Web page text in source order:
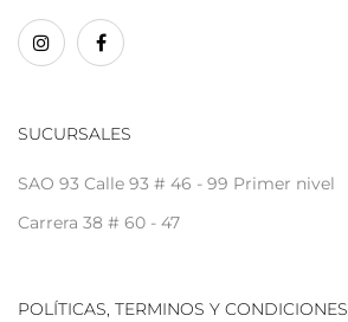
SUCURSALES
SAO 93 Calle 93 # 46 - 99 Primer nivel
Carrera 38 # 60 - 47
POLÍTICAS, TERMINOS Y CONDICIONES